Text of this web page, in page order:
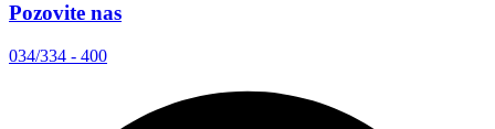
Pozovite nas
034/334 - 400